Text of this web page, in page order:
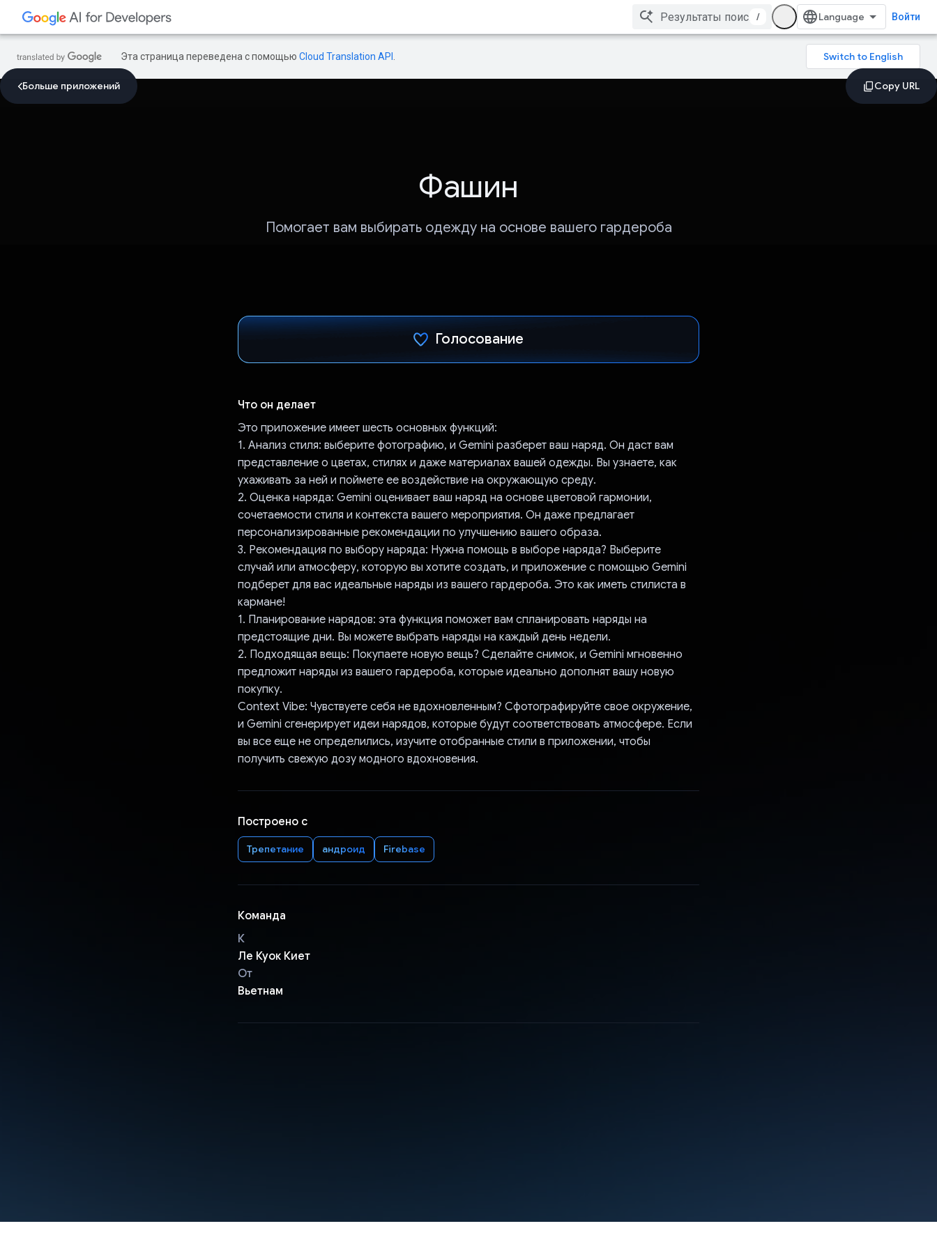
/ Войти
Эта страница переведена с помощью Cloud Translation API
Больше приложений
Фашин
Помогает вам выбирать одежду на основе вашего гардероба
Голосование
Что он делает
Это приложение имеет шесть основных функций:
1. Анализ стиля: выберите фотографию, и Gemini разберет ваш наряд. Он даст вам
представление о цветах, стилях и даже материалах вашей одежды. Вы узнаете, как
ухаживать за ней и поймете ее воздействие на окружающую среду.
2. Оценка наряда: Gemini оценивает ваш наряд на основе цветовой гармонии,
сочетаемости стиля и контекста вашего мероприятия. Он даже предлагает
персонализированные рекомендации по улучшению вашего образа.
3. Рекомендация по выбору наряда: Нужна помощь в выборе наряда? Выберите
случай или атмосферу, которую вы хотите создать, и приложение с помощью Gemini
подберет для вас идеальные наряды из вашего гардероба. Это как иметь стилиста в
кармане!
1. Планирование нарядов: эта функция поможет вам спланировать наряды на
предстоящие дни. Вы можете выбрать наряды на каждый день недели.
2. Подходящая вещь: Покупаете новую вещь? Сделайте снимок, и Gemini мгновенно
предложит наряды из вашего гардероба, которые идеально дополнят вашу новую
покупку.
Context Vibe: Чувствуете себя не вдохновленным? Сфотографируйте свое окружение,
и Gemini сгенерирует идеи нарядов, которые будут соответствовать атмосфере. Если
вы все еще не определились, изучите отобранные стили в приложении, чтобы
получить свежую дозу модного вдохновения.
Построено с
Трепетание андроид Firebase
Команда
К
Ле Куок Киет
От
Вьетнам